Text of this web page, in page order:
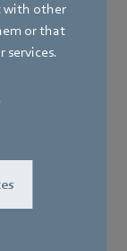
with other
or that
services.